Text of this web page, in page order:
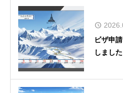
ビザ申
しました